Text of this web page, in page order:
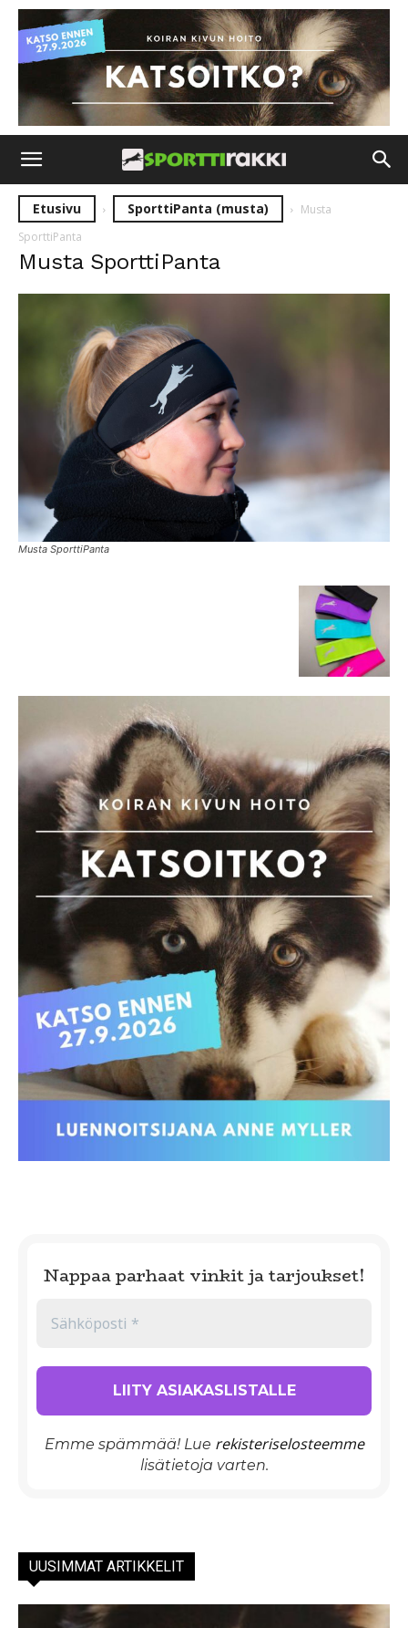
Etusivu SporttiPanta (musta)
Musta
SporttiPanta
Musta SporttiPanta
Musta SporttiPanta
Nappaa parhaat vinkit ja tarjoukset!
Emme spämmää! Lue rekisteriselosteemme
lisätietoja varten.
UUSIMMAT ARTIKKELIT